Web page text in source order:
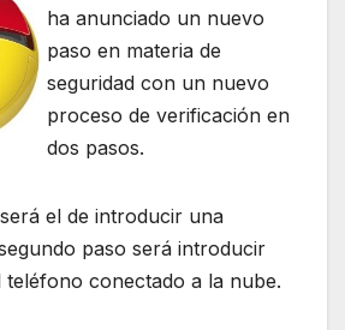
ha anunciado un nuevo
paso en materia de
seguridad con un nuevo
proceso de verificación en
dos pasos.
el de introducir una
paso será introducir
teléfono conectado a la nube.